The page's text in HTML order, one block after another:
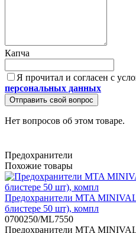
Капча
Я прочитал и согласен с
персональных данных
Отправить свой вопрос
Нет вопросов об этом товаре.
Предохранители
Похожие товары
Предохранители MTA
блистере 50 шт), компл
0700250/ML7550
Предохранители MTA